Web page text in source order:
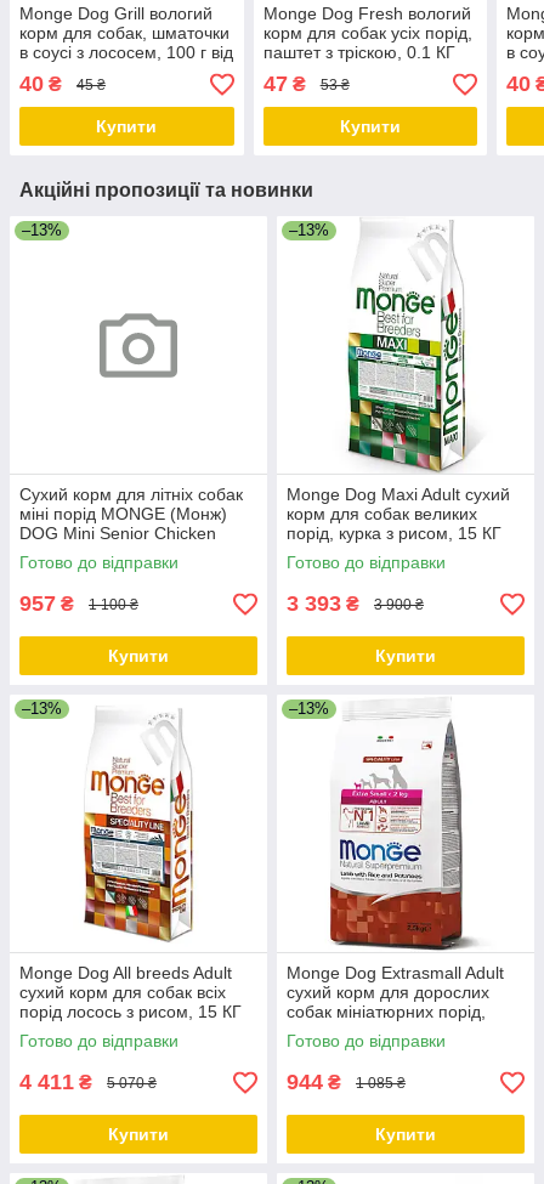
Monge Dog Grill вологий
корм для собак, шматочки
в соусі з лососем, 100 г від
24 шт.
40 ₴ 45 ₴
Купити
Monge Dog Fresh вологий
корм для собак усіх порід,
паштет з тріскою, 0.1 КГ
від 5 шт.
47₴ 53 ₴
Купити
в
40
Акційні пропозиції та новинки
–13%
Сухий корм для літніх собак
міні порід MONGE (Монж)
DOG Mini Senior Chicken
курка 3 кг
Готово до відправки
957 ₴ 1 100 ₴
Купити
–13%
Monge Dog Maxi Adult сухий
корм для собак великих
порід, курка з рисом, 15 КГ
Готово до відправки
3 393 ₴ 3 900 ₴
Купити
–13%
Monge Dog All breeds Adult
сухий корм для собак всіх
порід лосось з рисом, 15 КГ
Готово до відправки
4 411 ₴ 5 070 ₴
Купити
–13%
Monge Dog Extrasmall Adult
сухий корм для дорослих
собак мініатюрних порід,
ягня/картопля, 2.5 КГ
Готово до відправки
944 ₴ 1 085 ₴
Купити